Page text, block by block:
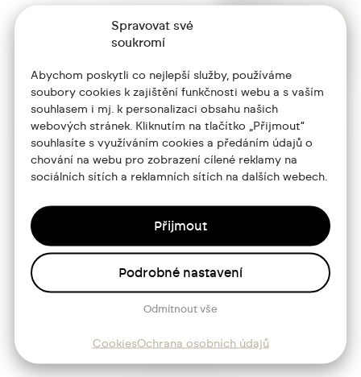
Spravovat své
soukromí
Abychom poskytli co nejlepší služby, používáme
soubory cookies k zajištění funkčnosti webu a s vaším
souhlasem i mj. k personalizaci obsahu našich
webových stránek. Kliknutím na tlačítko „Přijmout“
souhlasíte s využíváním cookies a předáním údajů o
chování na webu pro zobrazení cílené reklamy na
sociálních sítích a reklamních sítích na dalších webech.
Přijmout
Odmítnout vše
Podrobné nastavení
CookiesOchrana osobních údajů
Portfolio
O mně
Služby
Blog
Kontakt
+420 773 986 416